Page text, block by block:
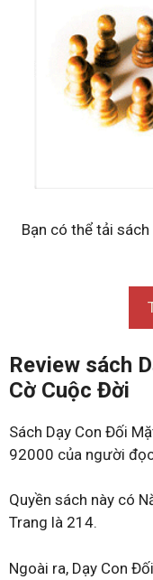
Bạn có thể tải
Review sách
Cờ Cuộc Đời
Sách Dạy Con Đối
92000 của người
Quyền sách này có
Trang là 214.
Ngoài ra, Dạy Con